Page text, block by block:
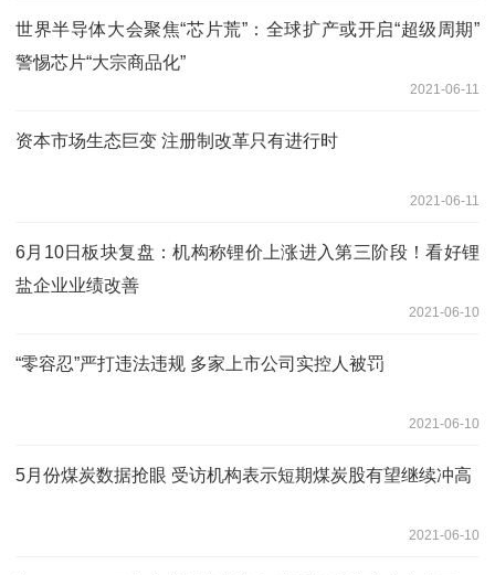
世界半导体大会聚焦“芯片荒”：全球扩产或开启“超级周期”
警惕芯片“大宗商品化”
2021-06-11
资本市场生态巨变 注册制改革只有进行时
2021-06-11
6月10日板块复盘：机构称锂价上涨进入第三阶段！看好锂
盐企业业绩改善
2021-06-10
“零容忍”严打违法违规 多家上市公司实控人被罚
2021-06-10
5月份煤炭数据抢眼 受访机构表示短期煤炭股有望继续冲高
2021-06-10